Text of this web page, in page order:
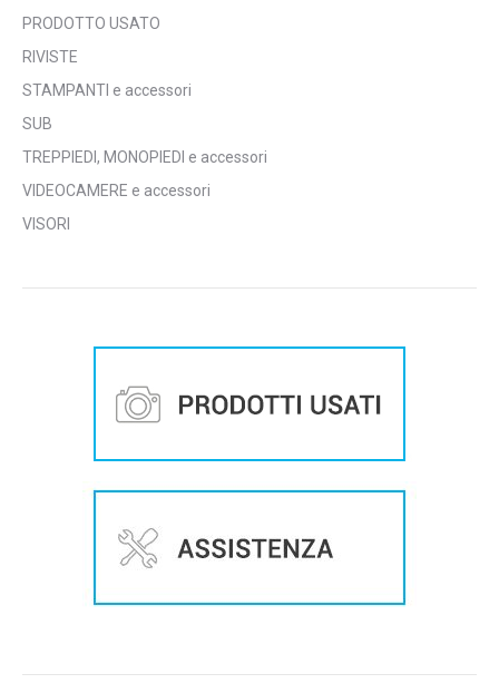
PRODOTTO USATO
RIVISTE
STAMPANTI e accessori
SUB
TREPPIEDI, MONOPIEDI e accessori
VIDEOCAMERE e accessori
VISORI